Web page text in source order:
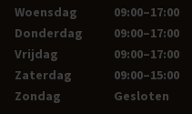
Woensdag
09:00–17:00
Donderdag
09:00–17:00
Vrijdag
09:00–17:00
Zaterdag
09:00–15:00
Zondag
Gesloten